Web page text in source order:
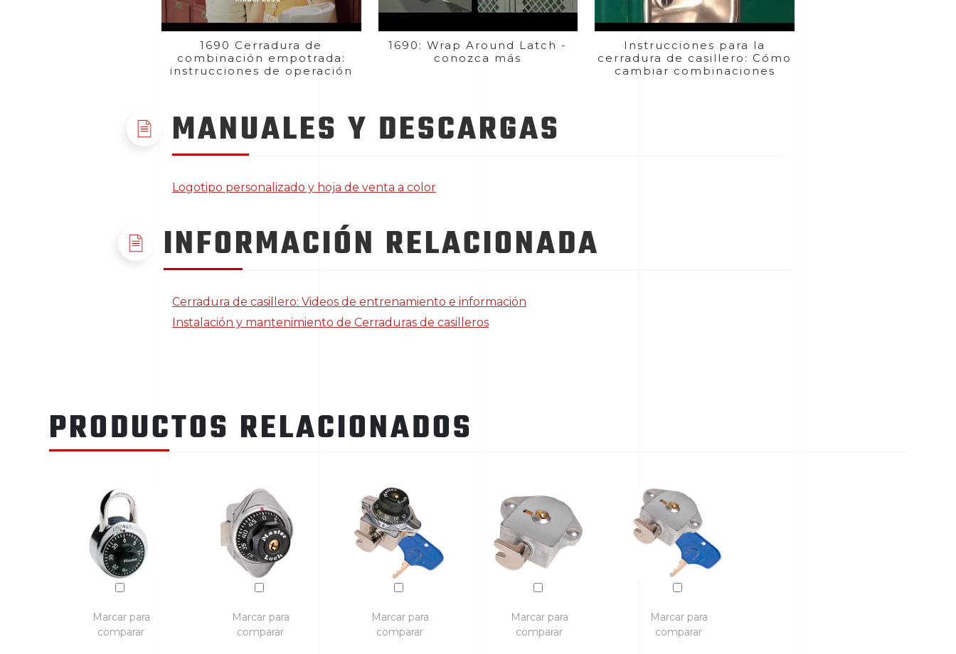
1690 Cerradura de
combinación empotrada:
instrucciones de operación
1690: Wrap Around Latch -
conozca más
Instrucciones para la
cerradura de casillero: Cómo
cambiar combinaciones
MANUALES Y DESCARGAS
Logotipo personalizado y hoja de venta a color
INFORMACIÓN RELACIONADA
Cerradura de casillero: Videos de entrenamiento e información
Instalación y mantenimiento de Cerraduras de casilleros
PRODUCTOS RELACIONADOS
Marcar para
comparar
Marcar para
comparar
Marcar para
comparar
Marcar para
comparar
Marcar para
comparar